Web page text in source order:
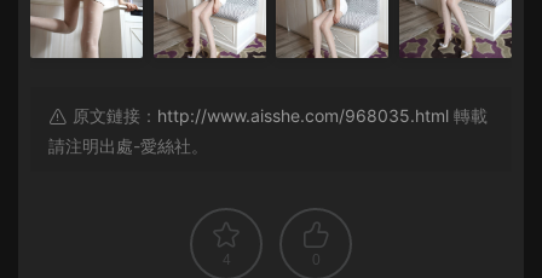
原文鏈接： http://www.aisshe.com/968035.html 轉載
請注明出處-愛絲社。
4 0